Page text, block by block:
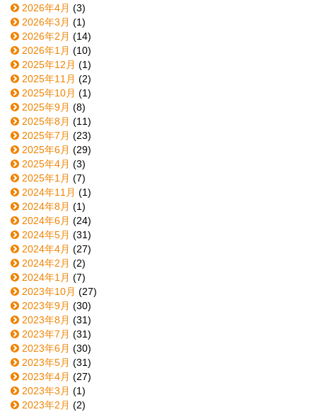
2026年4月 (3)
2026年3月 (1)
2026年2月 (14)
2026年1月 (10)
2025年12月 (1)
2025年11月 (2)
2025年10月 (1)
2025年9月 (8)
2025年8月 (11)
2025年7月 (23)
2025年6月 (29)
2025年4月 (3)
2025年1月 (7)
2024年11月 (1)
2024年8月 (1)
2024年6月 (24)
2024年5月 (31)
2024年4月 (27)
2024年2月 (2)
2024年1月 (7)
2023年10月 (27)
2023年9月 (30)
2023年8月 (31)
2023年7月 (31)
2023年6月 (30)
2023年5月 (31)
2023年4月 (27)
2023年3月 (1)
2023年2月 (2)